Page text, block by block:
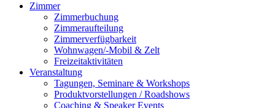
Zimmer
Zimmerbuchung
Zimmeraufteilung
Zimmerverfügbarkeit
Wohnwagen/-Mobil & Zelt
Freizeitaktivitäten
Veranstaltung
Tagungen, Seminare & Workshops
Produktvorstellungen / Roadshows
Coaching & Speaker Events